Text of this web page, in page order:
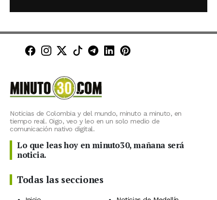
Minuto30 en Facebook
Minuto30 en Instagram
Minuto30 en X (Twitter)
Minuto30 en TikTok
Canal de Minuto30 en
Minuto30 en LinkedIn
Minuto30 en
Noticias de Colombia y del mundo, minuto a minuto, en
tiempo real. Oigo, veo y leo en un solo medio de
comunicación nativo digital.
Lo que leas hoy en minuto30, mañana será
noticia.
Todas las secciones